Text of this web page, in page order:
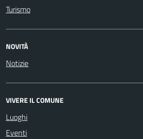
Turismo
NOVITÀ
Notizie
VIVERE IL COMUNE
Luoghi
Eventi